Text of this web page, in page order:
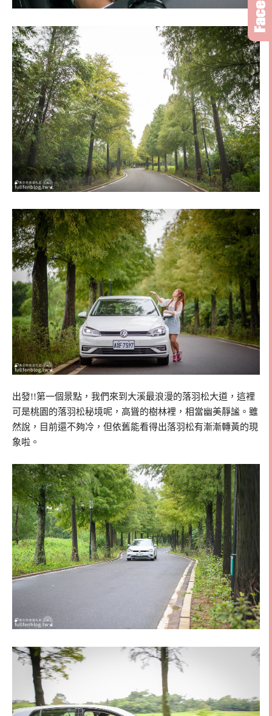
出發!!第一個景點，我們來到大溪最浪漫的落羽松大道，這裡
可是桃園的落羽松秘境呢，高聳的樹林裡，相當幽美靜謐。雖
然說，目前還不夠冷，但依舊能看得出落羽松有漸漸轉黃的現
象啦。